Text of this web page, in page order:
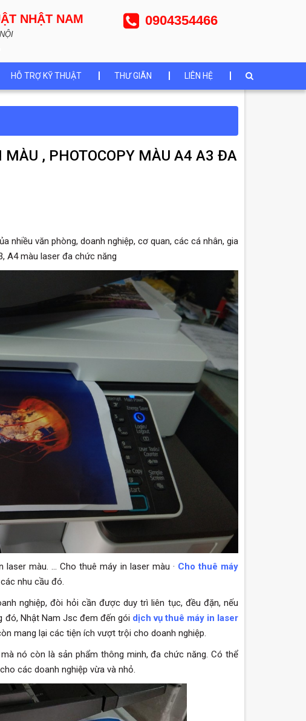
NHẬT NAM 0904354466
HỖ TRỢ KỸ THUẬT THƯ GIÃN LIÊN HỆ
, PHOTOCOPY MÀU A4 A3 ĐA
nhiều văn phòng, doanh nghiệp, cơ quan, các cá nhân, gia
A4 màu laser đa chức năng
màu. ... Cho thuê máy in laser màu · Cho thuê máy
nhu cầu đó.
nghiệp, đòi hỏi cần được duy trì liên tục, đều đặn, nếu
đó, Nhật Nam Jsc đem đến gói dịch vụ thuê máy in laser
mang lại các tiện ích vượt trội cho doanh nghiệp.
nó còn là sản phẩm thông minh, đa chức năng. Có thể
các doanh nghiệp vừa và nhỏ.